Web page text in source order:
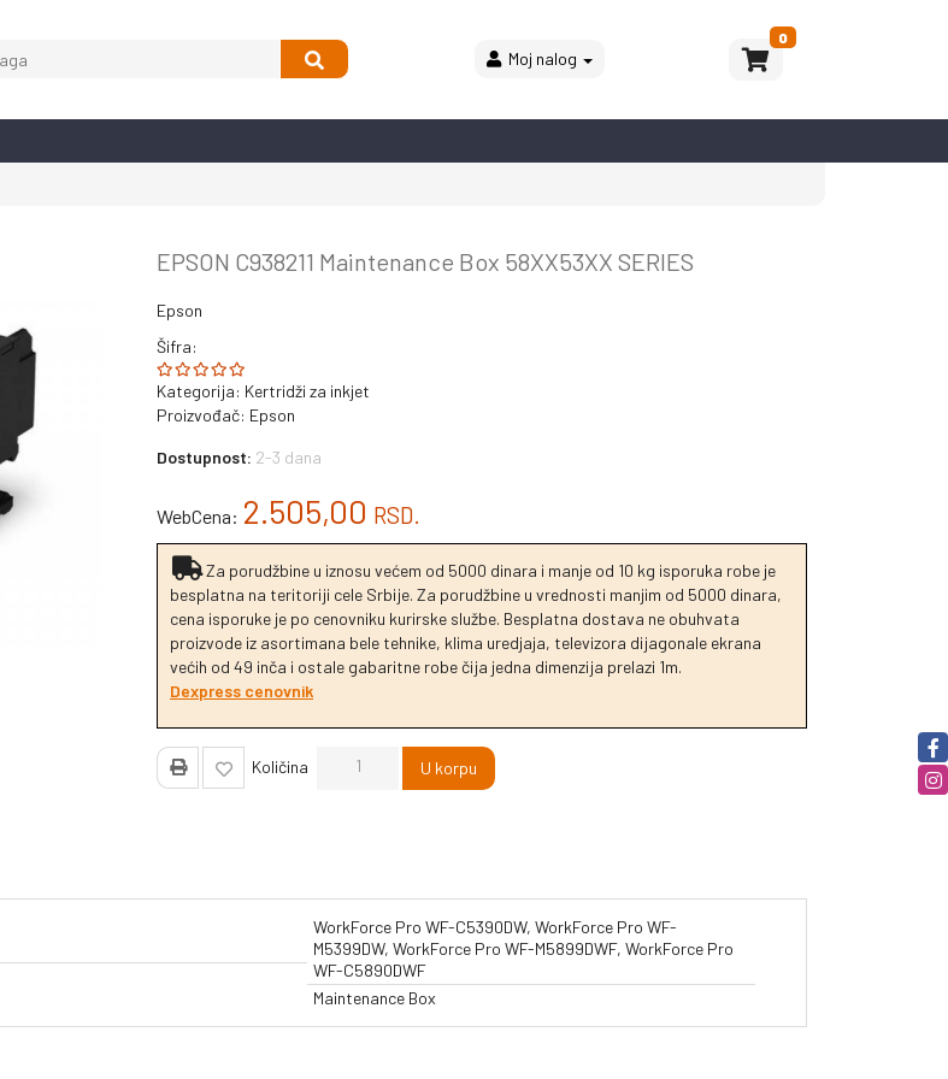
Moj nalog
0
EPSON C938211 Maintenance Box 58XX53XX SERIES
Epson
Šifra:
Kategorija: Kertridži za inkjet
Proizvođač: Epson
Dostupnost: 2-3 dana
WebCena: 2.505,00 RSD.
Za porudžbine u iznosu većem od 5000 dinara i manje od 10 kg isporuka robe je
besplatna na teritoriji cele Srbije. Za porudžbine u vrednosti manjim od 5000 dinara,
cena isporuke je po cenovniku kurirske službe. Besplatna dostava ne obuhvata
proizvode iz asortimana bele tehnike, klima uredjaja, televizora dijagonale ekrana
većih od 49 inča i ostale gabaritne robe čija jedna dimenzija prelazi 1m.
Dexpress cenovnik
Količina U korpu
WorkForce Pro WF-C5390DW, WorkForce Pro WF-
M5399DW, WorkForce Pro WF-M5899DWF, WorkForce Pro
WF-C5890DWF
Maintenance Box